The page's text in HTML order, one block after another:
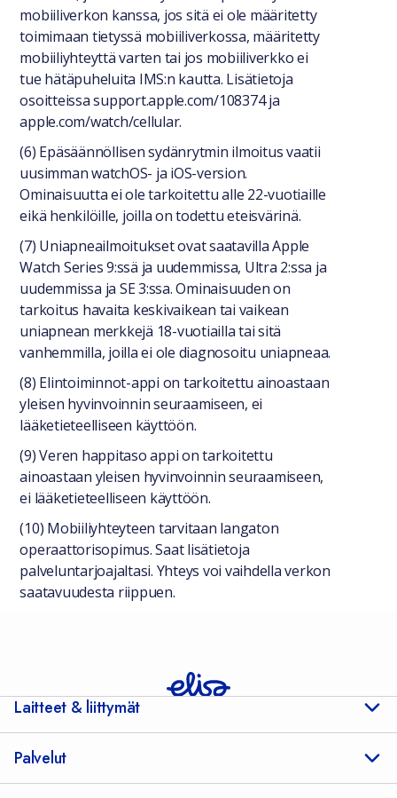
mobiiliverkon kanssa, jos sitä ei ole määritetty
toimimaan tietyssä mobiiliverkossa, määritetty
mobiiliyhteyttä varten tai jos mobiiliverkko ei
tue hätäpuheluita IMS:n kautta. Lisätietoja
osoitteissa support.apple.com/108374 ja
apple.com/watch/cellular.
(6) Epäsäännöllisen sydänrytmin ilmoitus vaatii
uusimman watchOS- ja iOS-version.
Ominaisuutta ei ole tarkoitettu alle 22-vuotiaille
eikä henkilöille, joilla on todettu eteisvärinä.
(7) Uniapneailmoitukset ovat saatavilla Apple
Watch Series 9:ssä ja uudemmissa, Ultra 2:ssa ja
uudemmissa ja SE 3:ssa. Ominaisuuden on
tarkoitus havaita keskivaikean tai vaikean
uniapnean merkkejä 18-vuotiailla tai sitä
vanhemmilla, joilla ei ole diagnosoitu uniapneaa.
(8) Elintoiminnot-appi on tarkoitettu ainoastaan
yleisen hyvinvoinnin seuraamiseen, ei
lääketieteelliseen käyttöön.
(9) Veren happitaso appi on tarkoitettu
ainoastaan yleisen hyvinvoinnin seuraamiseen,
ei lääketieteelliseen käyttöön.
(10) Mobiiliyhteyteen tarvitaan langaton
operaattorisopimus. Saat lisätietoja
palveluntarjoajaltasi. Yhteys voi vaihdella verkon
saatavuudesta riippuen.
Laitteet & liittymät
Palvelut